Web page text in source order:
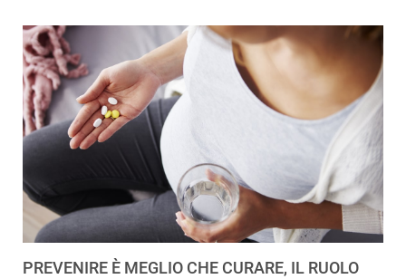
PREVENIRE È MEGLIO CHE CURARE, IL RUOLO